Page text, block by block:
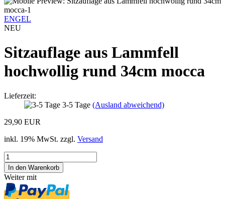
ENGEL
NEU
Sitzauflage aus Lammfell
hochwollig rund 34cm mocca
Lieferzeit:
3-5 Tage (Ausland abweichend)
29,90 EUR
inkl. 19% MwSt. zzgl. Versand
Weiter mit